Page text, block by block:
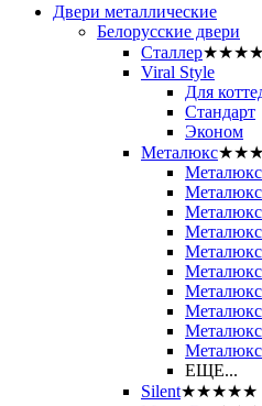
Двери металлические
Белорусские двери
Сталлер
Viral Style
Для
Стандарт
Эконом
Металюкс
Металюкс
ЕЩЕ...
Silent★★★★★